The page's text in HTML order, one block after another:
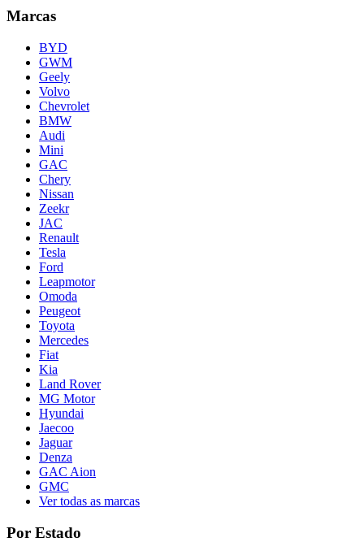
Marcas
BYD
GWM
Geely
Volvo
Chevrolet
BMW
Audi
Mini
GAC
Chery
Nissan
Zeekr
JAC
Renault
Tesla
Ford
Leapmotor
Omoda
Peugeot
Toyota
Mercedes
Fiat
Kia
Land Rover
MG Motor
Hyundai
Jaecoo
Jaguar
Denza
GAC Aion
GMC
Ver todas as marcas
Por Estado